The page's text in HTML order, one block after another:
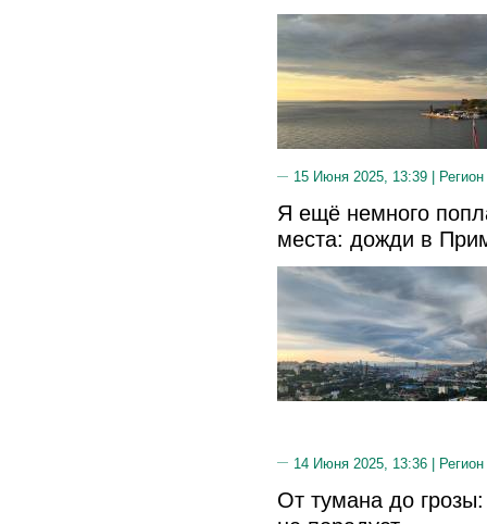
15 Июня 2025, 13:39 |
Я ещё немного
места: дожди в
14 Июня 2025, 13:36 |
От тумана до